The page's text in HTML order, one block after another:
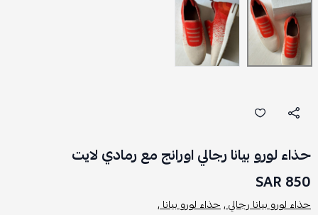
حذاء لورو بيانا رجالي اورانج مع رمادي لايت
850 SAR
حذاء لورو بيانا رجالي ,حذاء لورو بيانا ,